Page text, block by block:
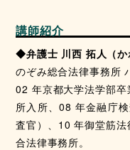
講師紹介
◆弁護士 川西 拓人（か
のぞみ総合法律事務所
02 年京都大学法学部
所入所、08 年金融庁
査官）、10 年御堂筋
合法律事務所。